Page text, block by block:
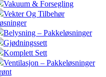
Vakuum & Forsegling
Vekter Og Tilbehør
Belysning – Pakkeløsninger
Gjødningssett
Komplett Sett
Ventilasjon – Pakkeløsninger